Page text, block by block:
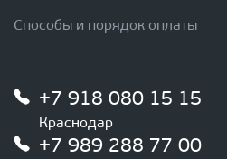
Способы и порядок оплаты
+7 918 080 15 15
Краснодар
+7 989 288 77 00